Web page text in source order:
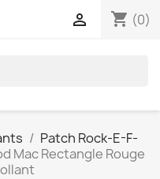
shopping_cart (0)

Patch Rock-E-F-
Mac Rectangle Rouge